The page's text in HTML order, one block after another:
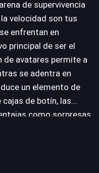
de supervivencia
velocidad son tus
enfrentan en
principal de ser el
de avatares permite a
se adentra en
un elemento de
de botín, las
como sorpresas
navegar por los
para acumular la